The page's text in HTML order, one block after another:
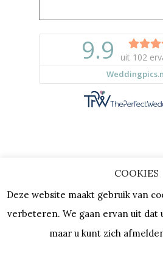
| KVK: 64667154 |
COOKIES
Deze website maakt gebruik van
verbeteren. We gaan ervan uit dat
maar u kunt zich